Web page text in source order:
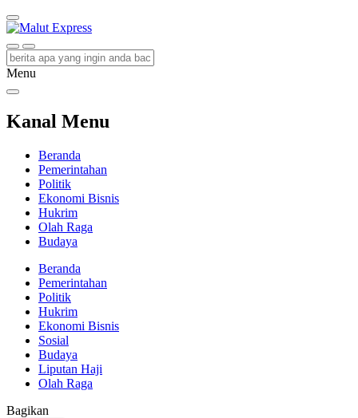
Malut Express
Berita Lebih Cepat
Menu
Kanal Menu
Beranda
Pemerintahan
Politik
Ekonomi Bisnis
Hukrim
Olah Raga
Budaya
Beranda
Pemerintahan
Politik
Hukrim
Ekonomi Bisnis
Sosial
Budaya
Liputan Haji
Olah Raga
Bagikan